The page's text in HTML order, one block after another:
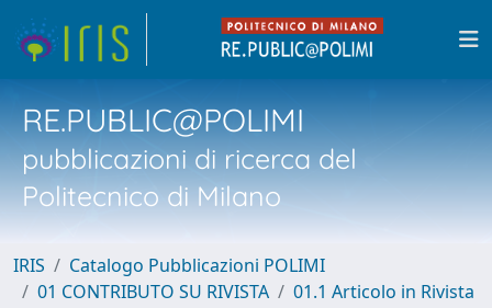
RE.PUBLIC@POLIMI
pubblicazioni di ricerca del
Politecnico di Milano
IRIS
Catalogo Pubblicazioni POLIMI
01 CONTRIBUTO SU RIVISTA
01.1 Articolo in Rivista